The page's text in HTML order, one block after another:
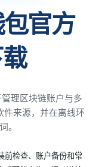
官方
理区块链账户与多
件来源，并在离线环
。
检查、账户备份和常